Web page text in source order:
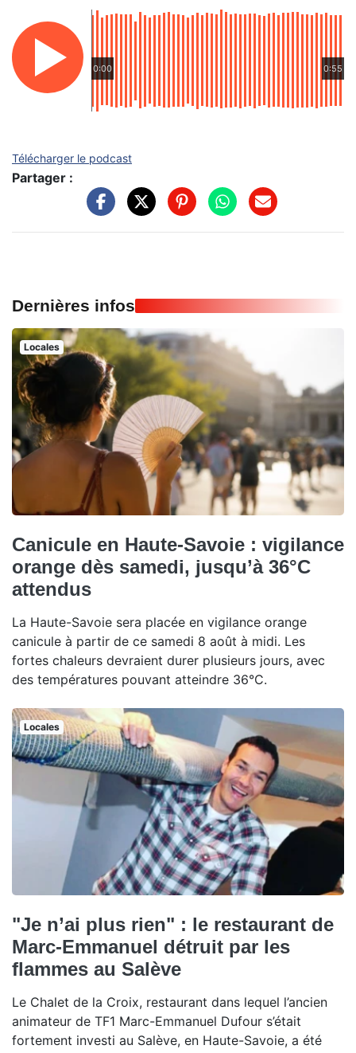
0:00 0:55
Télécharger le podcast
Partager :
Dernières infos
Locales
Canicule en Haute-Savoie : vigilance
orange dès samedi, jusqu’à 36°C
attendus
La Haute-Savoie sera placée en vigilance orange
canicule à partir de ce samedi 8 août à midi. Les
fortes chaleurs devraient durer plusieurs jours, avec
des températures pouvant atteindre 36°C.
Locales
"Je n’ai plus rien" : le restaurant de
Marc-Emmanuel détruit par les
flammes au Salève
Le Chalet de la Croix, restaurant dans lequel l’ancien
animateur de TF1 Marc-Emmanuel Dufour s’était
fortement investi au Salève, en Haute-Savoie, a été